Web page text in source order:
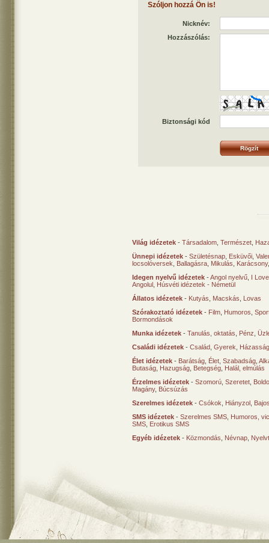
Szóljon hozzá Ön is!
Nicknév:
Hozzászólás:
Biztonsági kód
Világ idézetek - Társadalom Természet
Ünnepi idézetek - Születésnap Esküvői
locsolóversek
Ballagásra Mikulás Karácsony
Idegen nyelvű idézetek -Angol nyelvű I
Angolul Húsvéti idézetek - Németül
Állatos idézetek - Kutyás Macskás
Lovas
Szórakoztató idézetek - Film Humoros
Bormondások
Munka idézetek - Tanulás, oktatás Pénz
Családi idézetek - Család Gyerek
Élet idézetek - Barátság Élet Szabadság
Butaság Hazugság Betegség Halál, elmúlás
Érzelmes idézetek - Szomorú Szeretet
Magány, Búcsúzás
Szerelmes idézetek - Csókok Hiányzol
SMS idézetek - Szerelmes SMS Humoros,
SMS Erotikus SMS
Egyéb idézetek - Közmondás Névnap